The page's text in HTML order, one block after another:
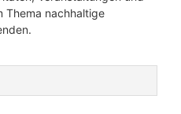
Thema nachhaltige